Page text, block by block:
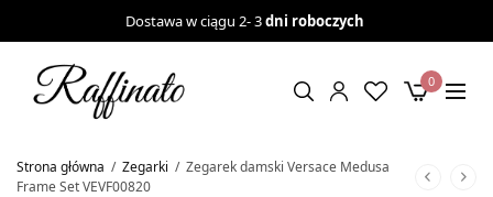
Dostawa w ciągu 2- 3dni roboczych
0
Strona główna / Zegarki / Zegarek damski Versace Medusa
Frame Set VEVF00820